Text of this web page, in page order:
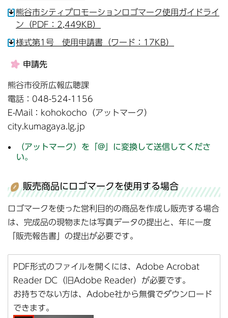
熊谷市シティプロモーションロゴマーク使用ガイドライ
ン（PDF：2,449KB）
様式第1号 使用申請書（ワード：17KB）
申請先
熊谷市役所広報広聴課
電話：048-524-1156
E-Mail：kohokocho（アットマーク）
city.kumagaya.lg.jp
（アットマーク）を「@」に変換して送信してくださ
い。
販売商品にロゴマークを使用する場合
ロゴマークを使った営利目的の商品を作成し販売する場合
は、完成品の現物または写真データの提出と、年に一度
「販売報告書」の提出が必要です。
PDF形式のファイルを開くには、Adobe Acrobat
Reader DC（旧Adobe Reader）が必要です。
お持ちでない方は、Adobe社から無償でダウンロード
できます。